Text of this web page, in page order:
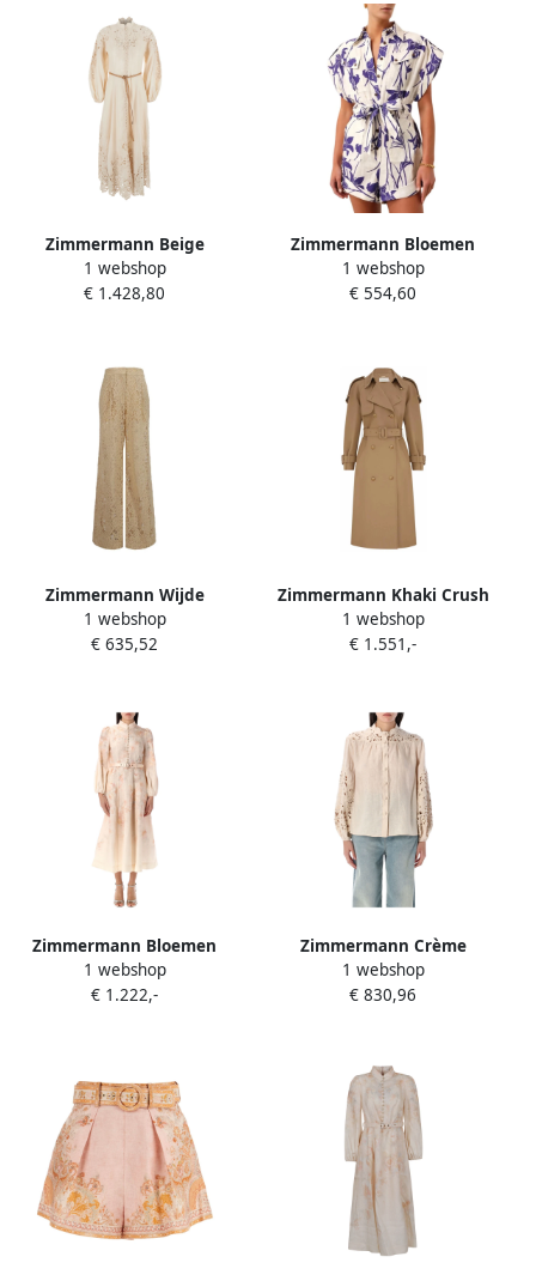
Zimmermann Beige
Geborduurde Linnen Lange
Jurk Beige Dames
1 webshop
€ 1.428,80
Zimmermann Bloemen
Linnen Playsuit met Zakken
Beige Dames
1 webshop
€ 554,60
Zimmermann Wijde
katoenen broek met
geperforeerd kant Beige
1 webshop
€ 635,52
Zimmermann Khaki Crush
Trench Coat Beige Dames
1 webshop
€ 1.551,-
Zimmermann Bloemen
Crush Buttoned Midi Jurk
Beige Dames
1 webshop
€ 1.222,-
Zimmermann Crème
Geborduurde Blouse
Elegante Stijl Beige Dames
1 webshop
€ 830,96